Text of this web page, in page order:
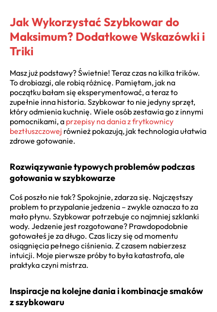
Jak Wykorzystać Szybkowar do
Maksimum? Dodatkowe Wskazówki i
Triki
Masz już podstawy? Świetnie! Teraz czas na kilka trików.
To drobiazgi, ale robią różnicę. Pamiętam, jak na
początku bałam się eksperymentować, a teraz to
zupełnie inna historia. Szybkowar to nie jedyny sprzęt,
który odmienia kuchnię. Wiele osób zestawia go z innymi
pomocnikami, a przepisy na dania z frytkownicy
beztłuszczowej również pokazują, jak technologia ułatwia
zdrowe gotowanie.
Rozwiązywanie typowych problemów podczas
gotowania w szybkowarze
Coś poszło nie tak? Spokojnie, zdarza się. Najczęstszy
problem to przypalanie jedzenia – zwykle oznacza to za
mało płynu. Szybkowar potrzebuje co najmniej szklanki
wody. Jedzenie jest rozgotowane? Prawdopodobnie
gotowałeś je za długo. Czas liczy się od momentu
osiągnięcia pełnego ciśnienia. Z czasem nabierzesz
intuicji. Moje pierwsze próby to była katastrofa, ale
praktyka czyni mistrza.
Inspiracje na kolejne dania i kombinacje smaków
z szybkowaru